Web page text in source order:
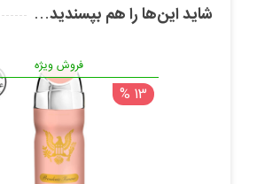
شاید این‌ها را هم بپسندید…
فروش ویژه
13 %